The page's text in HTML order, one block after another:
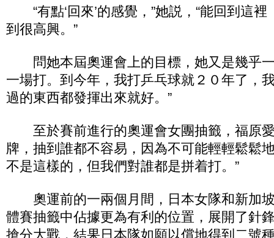
“有點‘回來’的感覺，”她説，“能回到這裡
到很高興。”
問她本屆奧運會上的目標，她又是幾乎一
一場打。到今年，我打乒乓球就２０年了，
過的東西都發揮出來就好。”
至於賽前進行的奧運會女團抽籤，福原愛
牌，抽到誰都不容易，因為不可能輕輕鬆鬆
不是這樣的，但我們對誰都是拼着打。”
奧運前的一兩個月間，日本女隊和新加
體賽抽籤中佔據更為有利的位置，展開了針
搶分大戰，結果日本隊如願以償地得到二號